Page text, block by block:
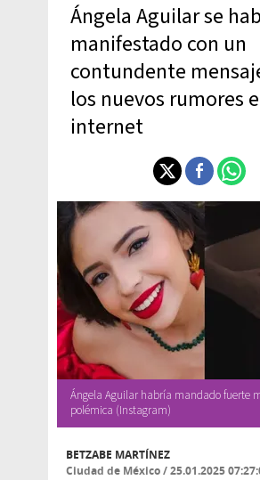
Ángela Aguilar se
manifestado con un
contundente
los nuevos rumores
internet
Ángela Aguilar habría mandado fuerte
polémica (Instagram)
BETZABE MARTÍNEZ
Ciudad de México/25.01.2025